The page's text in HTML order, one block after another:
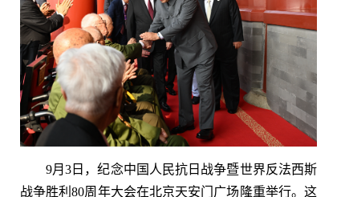
9月3日，纪念中国人民抗日战争暨世界反法西斯
战争胜利80周年大会在北京天安门广场隆重举行。这